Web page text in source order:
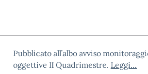
Pubblicato all’albo avviso
oggettive II Quadrimestre. Leggi…